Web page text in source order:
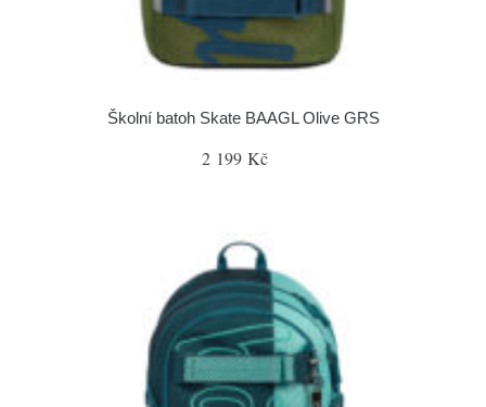
Školní batoh Skate BAAGL Olive GRS
2 199 Kč